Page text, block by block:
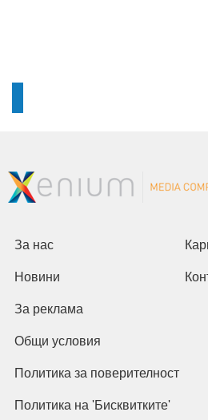
За нас
Новини
За реклама
Общи условия
Политика за поверителност
Политика на 'Бисквитките'